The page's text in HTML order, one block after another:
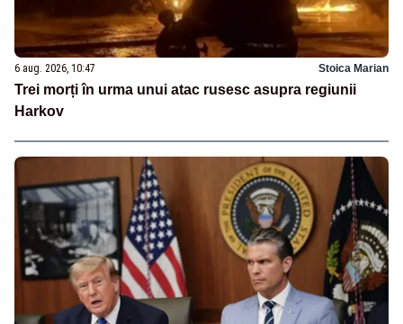
6 aug. 2026, 10:47 Stoica Marian
Trei morți în urma unui atac rusesc asupra regiunii
Harkov